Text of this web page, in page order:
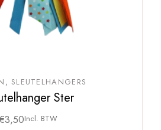
SLEUTELHANGERS
Ster
€3,50Incl. BTW